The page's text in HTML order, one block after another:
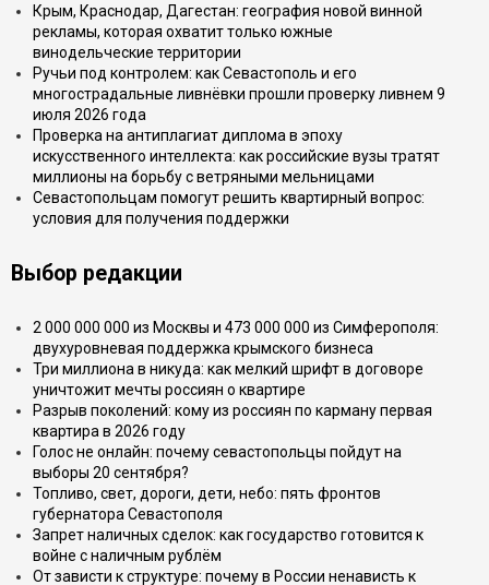
Крым, Краснодар, Дагестан: география новой винной
рекламы, которая охватит только южные
винодельческие территории
Ручьи под контролем: как Севастополь и его
многострадальные ливнёвки прошли проверку ливнем 9
июля 2026 года
Проверка на антиплагиат диплома в эпоху
искусственного интеллекта: как российские вузы тратят
миллионы на борьбу с ветряными мельницами
Севастопольцам помогут решить квартирный вопрос:
условия для получения поддержки
Выбор редакции
2 000 000 000 из Москвы и 473 000 000 из Симферополя:
двухуровневая поддержка крымского бизнеса
Три миллиона в никуда: как мелкий шрифт в договоре
уничтожит мечты россиян о квартире
Разрыв поколений: кому из россиян по карману первая
квартира в 2026 году
Голос не онлайн: почему севастопольцы пойдут на
выборы 20 сентября?
Топливо, свет, дороги, дети, небо: пять фронтов
губернатора Севастополя
Запрет наличных сделок: как государство готовится к
войне с наличным рублём
От зависти к структуре: почему в России ненависть к